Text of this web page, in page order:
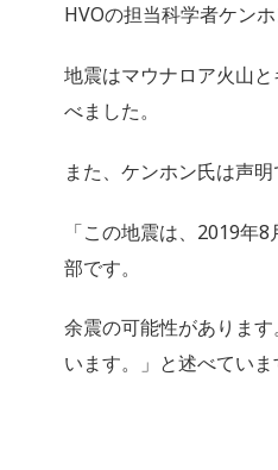
HVOの担当科学者ケンホ
地震はマウナロア火山
べました。
また、ケンホン氏は声
「この地震は、2019年
部です。
余震の可能性がありま
います。」と述べていま